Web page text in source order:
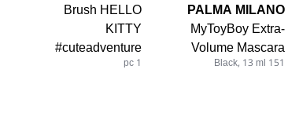
PALMA MILANO
MyToyBoy Extra-
Volume Mascara
151 Black, 13 ml
Brush HELLO
KITTY
#cuteadventure
1 pc